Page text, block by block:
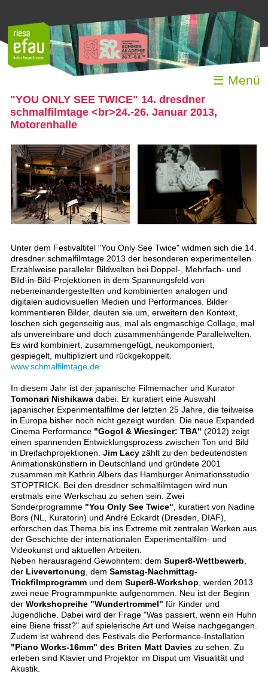
☰ Menü
"YOU ONLY SEE TWICE" 14. dresdner
schmalfilmtage <br>24.-26. Januar 2013,
Motorenhalle
Unter dem Festivaltitel "You Only See Twice" widmen sich die 14.
dresdner schmalfilmtage 2013 der besonderen experimentellen
Erzählweise paralleler Bildwelten bei Doppel-, Mehrfach- und
Bild-in-Bild-Projektionen in dem Spannungsfeld von
nebeneinandergestellten und kombinierten analogen und
digitalen audiovisuellen Medien und Performances. Bilder
kommentieren Bilder, deuten sie um, erweitern den Kontext,
löschen sich gegenseitig aus, mal als engmaschige Collage, mal
als unvereinbare und doch zusammenhängende Parallelwelten.
Es wird kombiniert, zusammengefügt, neukomponiert,
gespiegelt, multipliziert und rückgekoppelt.
www.schmalfilmtage.de
In diesem Jahr ist der japanische Filmemacher und Kurator
Tomonari Nishikawadabei. Er kuratiert eine Auswahl
japanischer Experimentalfilme der letzten 25 Jahre, die teilweise
in Europa bisher noch nicht gezeigt wurden. Die neue Expanded
Cinema Performance "Gogol & Wiesinger: TBA" (2012) zeigt
einen spannenden Entwicklungsprozess zwischen Ton und Bild
in Dreifachprojektionen. Jim Lacyzählt zu den bedeutendsten
Animationskünstlern in Deutschland und gründete 2001
zusammen mit Kathrin Albers das Hamburger Animationsstudio
STOPTRICK. Bei den dresdner schmalfilmtagen wird nun
erstmals eine Werkschau zu sehen sein. Zwei
Sonderprogramme "You Only See Twice" , kuratiert von Nadine
Bors (NL, Kuratorin) und André Eckardt (Dresden, DIAF),
erforschen das Thema bis ins Extreme mit zentralen Werken aus
der Geschichte der internationalen Experimentalfilm- und
Videokunst und aktuellen Arbeiten.
Neben herausragend Gewohntem: dem Super8-Wettbewerb
der Livevertonung , dem Samstag-Nachmittag-
Trickfilmprogrammund dem Super8-Workshop , werden 2013
zwei neue Programmpunkte aufgenommen. Neu ist der Beginn
der Workshopreihe "Wundertrommel" für Kinder und
Jugendliche. Dabei wird der Frage "Was passiert, wenn ein Huhn
eine Biene frisst?" auf spielerische Art und Weise nachgegangen.
Zudem ist während des Festivals die Performance-Installation
"Piano Works-16mm" des Briten Matt Davies zu sehen. Zu
erleben sind Klavier und Projektor im Disput um Visualität und
Akustik.